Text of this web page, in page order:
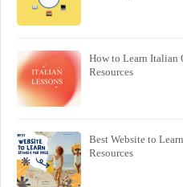
How to Learn Italian
Resources
Best Website to
Resources